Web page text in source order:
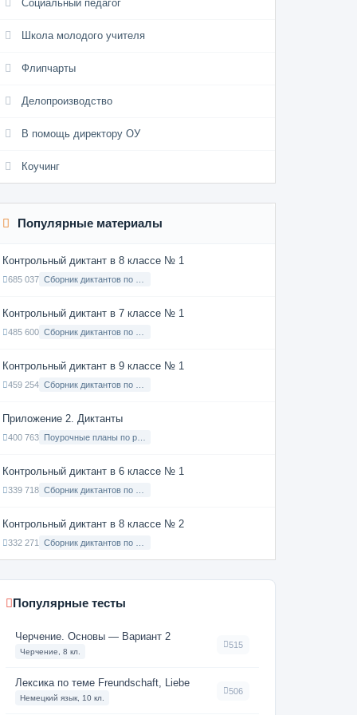
Социальный педагог
Школа молодого учителя
Флипчарты
Делопроизводство
В помощь директору ОУ
Коучинг
Популярные материалы
Контрольный диктант в 8 классе № 1
685 037
Контрольный диктант в 7 классе № 1
485 600
Контрольный диктант в 9 классе № 1
459 254
Приложение 2. Диктанты
400 763
Контрольный диктант в 6 классе № 1
339 718
Контрольный диктант в 8 классе № 2
332 271
Популярные тесты
Черчение. Основы — Вариант 2
Черчение, 8 кл.
515
Лексика по теме Freundschaft, Liebe
Немецкий язык, 10 кл.
506